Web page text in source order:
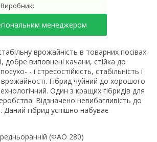
Виробник:
менеджером
врожайність в товарних посівах.
добре виповнені качани, стійка до
- і стресостійкість, стабільність і
Гібрид чуйний до хорошого
Один з кращих гібридів для
Відзначено невибагливість до
гібрид успішно набуває
(ФАО 280)